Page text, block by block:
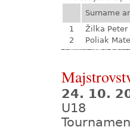
Surname
1
Žilka Peter
2
Poliak
24. 10.
U18